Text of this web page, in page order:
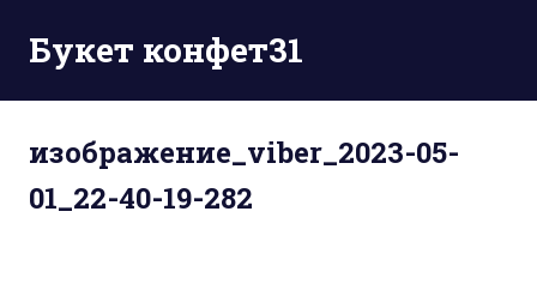
содержимому
Букет конфет31
изображение_viber_2023-05-
01_22-40-19-282